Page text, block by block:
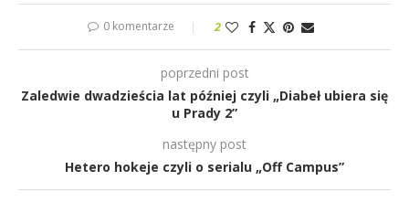
0 komentarze 2
poprzedni post
Zaledwie dwadzieścia lat później czyli „Diabeł ubiera się
u Prady 2”
następny post
Hetero hokeje czyli o serialu „Off Campus”